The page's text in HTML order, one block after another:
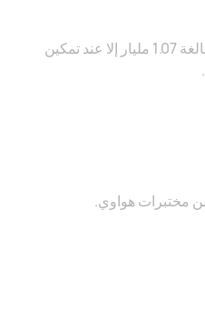
*لا يمكن تحقيق تأثيرات الألوان البالغة 1.07 مليار إلا عند تمكين
من مختبرات هواوي.